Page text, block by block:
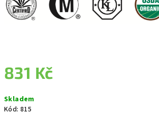
831 Kč
cena:
Skladem
Kód: 815